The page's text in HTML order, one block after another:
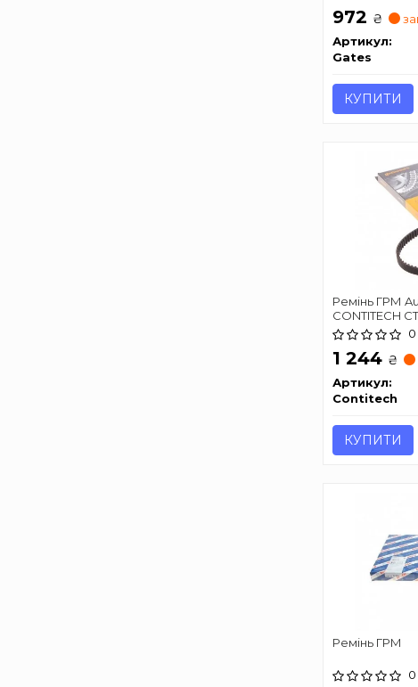
972 ₴
Артикул:
Gates
КУПИТИ
Ремінь ГРМ
CONTITECH
0
1 244 ₴
Артикул:
Contitech
КУПИТИ
Ремінь ГРМ
0